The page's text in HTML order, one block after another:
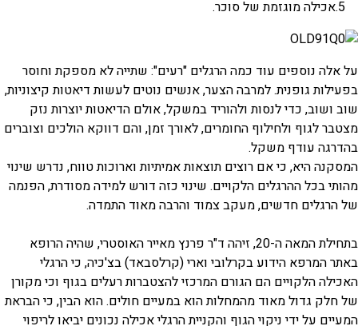
על אלה נוספים עוד כמה הרגלים "רעים": שתייה לא מספקת וחוסר
בפעילות גופנית. למרבה הצער, אנשים נוטים לעשות דיאטות קיצוניות,
שוב ושוב, כדי לנסות ולהוריד במשקל, אולם הדיאטות יוצרות נזק
מצטבר לגוף ולחילוף החומרים, לאורך זמן, והם דווקא הולכים וצוברים
בהדרגה עודף משקל.
המסקנה היא, כי אם רוצים תוצאות אמיתיות וארוכות טווח, נדרש שינוי
מהותי בכל ההרגלים הלקויים. שינוי כזה דורש למידה מסודרת, הפנמה
של הרגלים חדשים, מעקב צמוד והרבה מאוד התמדה.
בתחילת המאה ה-20, זיהה ד"ר פרנץ מאייר האוסטרי, שהיה הרופא
באתר המרפא הידוע בקרלובי וארי (קרלסבאד) בצ'כיה, כי הרגלי
האכילה הלקויים הם הגורם המרכזי להצטברות רעלים בגוף וכי מקורן
של חלק גדול מאוד מהמחלות הוא במעיים חולים. הוא הבין, כי הבראת
המעיים על ידי ניקוי הגוף והקניית הרגלי אכילה נכונים יביאו לריפוי